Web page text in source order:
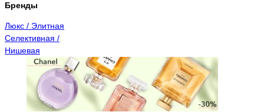
Бренды
Люкс / Элитная
Селективная /
Нишевая